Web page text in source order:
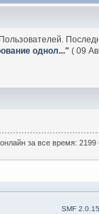
однол..." ( 09
за все время:
SMF 2.0.15